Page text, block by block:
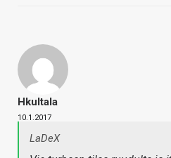
Hkultala
10.1.2017
LaDeX